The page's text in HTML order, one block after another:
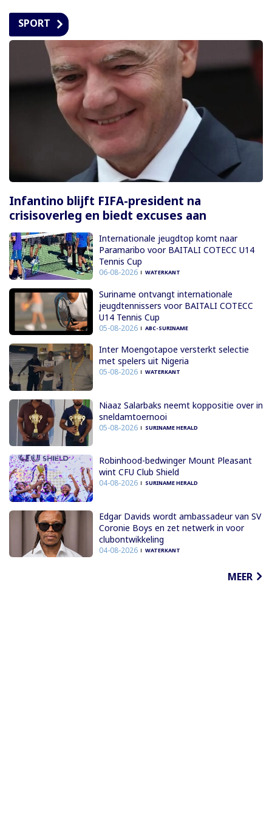
SPORT
Infantino blijft FIFA-president na
crisisoverleg en biedt excuses aan
Internationale jeugdtop komt naar
Paramaribo voor BAITALI COTECC U14
Tennis Cup
06-08-2026 WATERKANT
Suriname ontvangt internationale
jeugdtennissers voor BAITALI COTECC
U14 Tennis Cup
05-08-2026 ABC-SURINAME
Inter Moengotapoe versterkt selectie
met spelers uit Nigeria
05-08-2026 WATERKANT
Niaaz Salarbaks neemt koppositie over in
sneldamtoernooi
05-08-2026 SURINAME HERALD
Robinhood-bedwinger Mount Pleasant
wint CFU Club Shield
04-08-2026 SURINAME HERALD
Edgar Davids wordt ambassadeur van SV
Coronie Boys en zet netwerk in voor
clubontwikkeling
04-08-2026 WATERKANT
MEER